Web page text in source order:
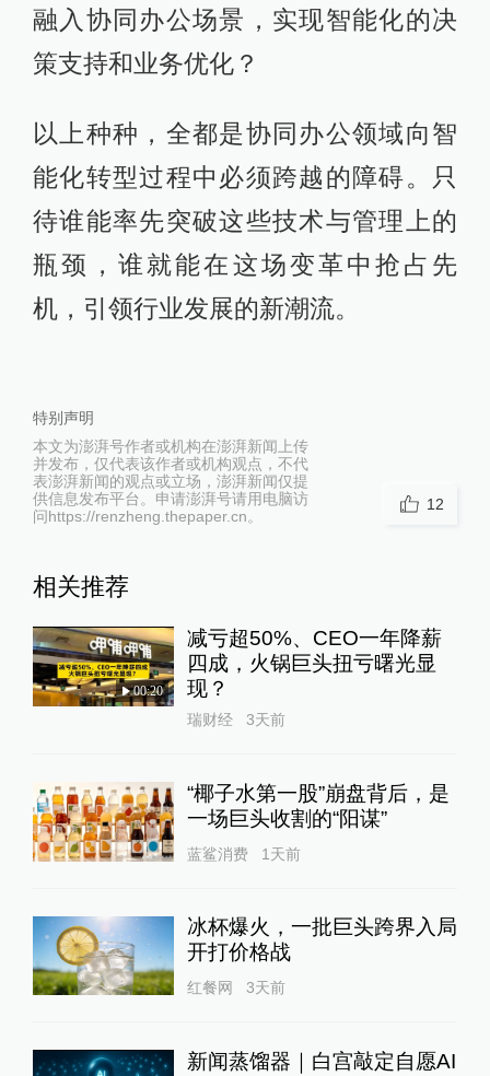
融入协同办公场景，实现智能化的决
策支持和业务优化？
以上种种，全都是协同办公领域向智
能化转型过程中必须跨越的障碍。只
待谁能率先突破这些技术与管理上的
瓶颈，谁就能在这场变革中抢占先
机，引领行业发展的新潮流。
特别声明
本文为澎湃号作者或机构在澎湃新闻上传
并发布，仅代表该作者或机构观点，不代
表澎湃新闻的观点或立场，澎湃新闻仅提
供信息发布平台。申请澎湃号请用电脑访
问https://renzheng.thepaper.cn。
12
相关推荐
00:20
减亏超50%、CEO一年降薪
四成，火锅巨头扭亏曙光显
现？
瑞财经 3天前
“椰子水第一股”崩盘背后，是
一场巨头收割的“阳谋”
蓝鲨消费 1天前
冰杯爆火，一批巨头跨界入局
开打价格战
红餐网 3天前
新闻蒸馏器｜白宫敲定自愿AI